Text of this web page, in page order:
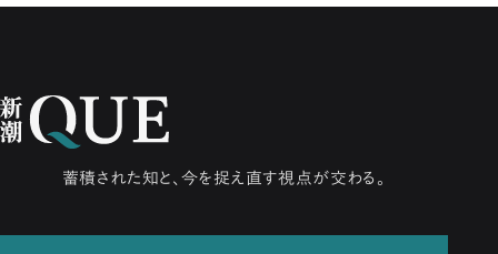
蓄積された知と、今を捉え直す視点が交わる。